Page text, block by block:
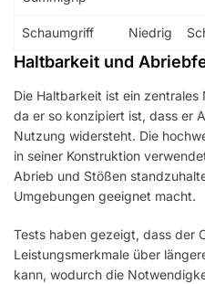
Schaumgriff Niedrig
Haltbarkeit und
Die Haltbarkeit ist ein zentrales
da er so konzipiert ist, dass er
Nutzung widersteht. Die
in seiner Konstruktion
Abrieb und Stößen
Umgebungen geeignet macht.
Tests haben gezeigt, dass der
Leistungsmerkmale über
kann, wodurch die